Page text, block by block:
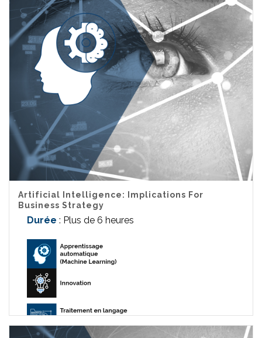
Artificial Intelligence: Implications For
Business Strategy
Durée : Plus de 6 heures